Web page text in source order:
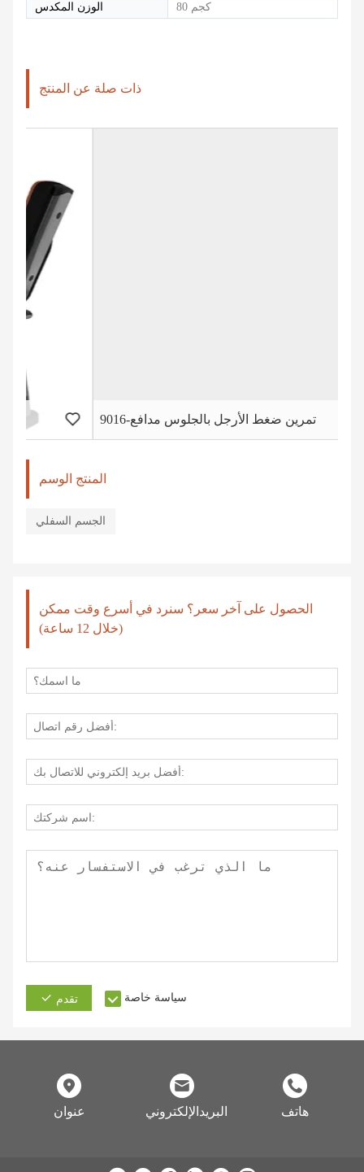
الوزن المكدس
80 كجم
ذات صلة عن المنتج
تمرين ضغط الأرجل بالجلوس مدافع-9016
المنتج الوسم
الجسم السفلي
الحصول على آخر سعر؟ سنرد في أسرع وقت ممكن
(خلال 12 ساعة)
تقدم سياسة خاصة
عنوان البريدالإلكتروني هاتف